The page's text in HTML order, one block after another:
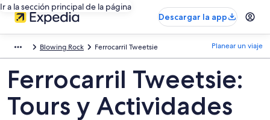
Ir a la sección principal de la página
Descargar la app
Blowing Rock Ferrocarril Tweetsie Planear un viaje
Ferrocarril Tweetsie:
Tours y Actividades